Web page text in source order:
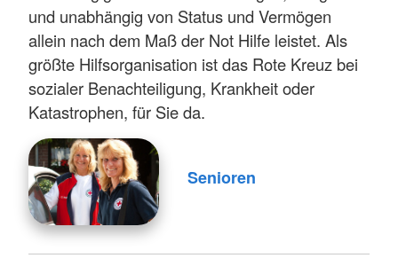
und unabhängig von Status und Vermögen
allein nach dem Maß der Not Hilfe leistet. Als
größte Hilfsorganisation ist das Rote Kreuz bei
sozialer Benachteiligung, Krankheit oder
Katastrophen, für Sie da.
Senioren